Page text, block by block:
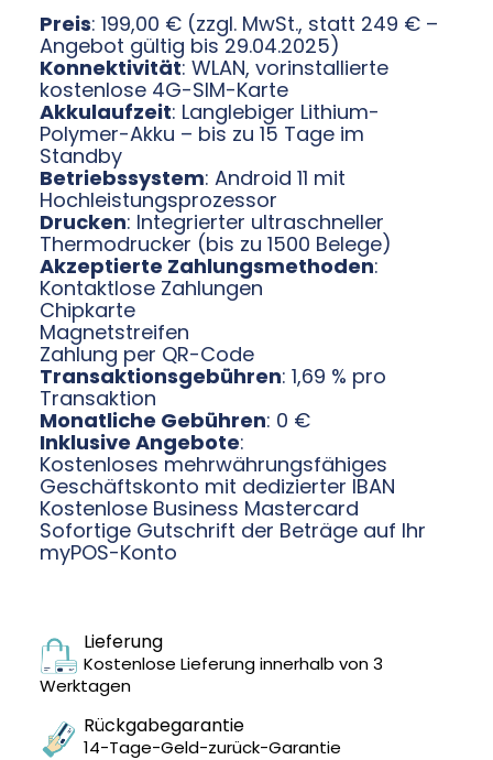
Preis: 199,00 € (zzgl. MwSt., statt 249 € –
Angebot gültig bis 29.04.2025)
Konnektivität: WLAN, vorinstallierte
kostenlose 4G-SIM-Karte
Akkulaufzeit: Langlebiger Lithium-
Polymer-Akku – bis zu 15 Tage im
Standby
Betriebssystem: Android 11 mit
Hochleistungsprozessor
Drucken: Integrierter ultraschneller
Thermodrucker (bis zu 1500 Belege)
Akzeptierte Zahlungsmethoden:
Kontaktlose Zahlungen
Chipkarte
Magnetstreifen
Zahlung per QR-Code
Transaktionsgebühren: 1,69 % pro
Transaktion
Monatliche Gebühren: 0 €
Inklusive Angebote:
Kostenloses mehrwährungsfähiges
Geschäftskonto mit dedizierter IBAN
Kostenlose Business Mastercard
Sofortige Gutschrift der Beträge auf Ihr
myPOS-Konto
Lieferung
Kostenlose Lieferung innerhalb von 3
Werktagen
Rückgabegarantie
14-Tage-Geld-zurück-Garantie